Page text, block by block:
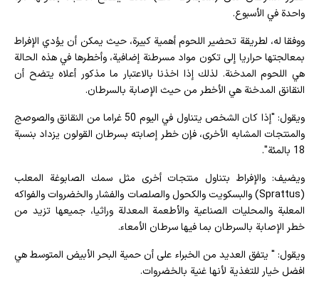
واحدة في الأسبوع.
ووفقا له، لطريقة تحضير اللحوم أهمية كبيرة، حيث يمكن أن يؤدي الإفراط
بمعالجتها حراريا إلى تكون مواد مسرطنة إضافية، وأخطرها في هذه الحالة
هي اللحوم المدخنة. لذلك إذا اخذنا بالاعتبار ما مذكور أعلاه يتضح أن
النقانق المدخنة هي الأخطر من حيث الإصابة بالسرطان.
ويقول: "إذا كان الشخص يتناول في اليوم 50 غراما من النقانق والصوصج
والمنتجات المشابه الأخرى، فإن خطر إصابته بسرطان القولون يزداد بنسبة
18 بالمئة".
ويضيف: والإفراط بتناول منتجات أخرى مثل سمك الصابوغة المعلب
(Sprattus) والبسكويت والكحول والصلصات والفشار والخضروات والفواكه
المعلبة والمحليات الصناعية والأطعمة المعدلة وراثيا، جميعها تزيد من
خطر الإصابة بالسرطان بما فيها سرطان الأمعاء.
ويقول: " يتفق العديد من الخبراء على أن حمية البحر الأبيض المتوسط هي
افضل خيار للتغذية لأنها غنية بالخضروات.